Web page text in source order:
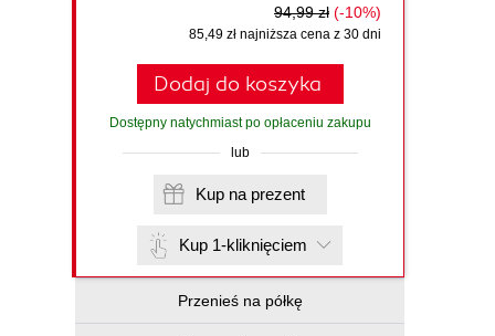
94,99 zł (-10%)
85,49 zł najniższa cena z 30 dni
Dodaj do koszyka
Dostępny natychmiast po opłaceniu zakupu
lub
Kup na prezent
Kup 1-kliknięciem
Przenieś na półkę